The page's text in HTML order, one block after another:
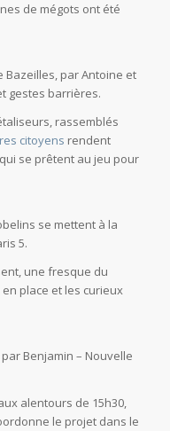
de mégots ont été
par Antoine et
gestes barrières.
rassemblés
citoyens rendent
se prêtent au jeu pour
se mettent à la
5.
une fresque du
place et les curieux
Benjamin – Nouvelle
alentours de 15h30,
le projet dans le